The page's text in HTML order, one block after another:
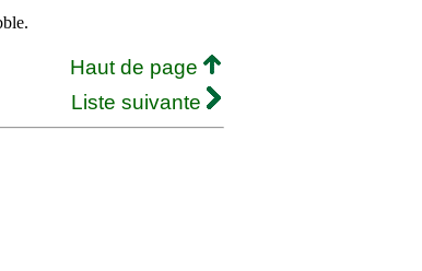
Haut de page
Liste suivante